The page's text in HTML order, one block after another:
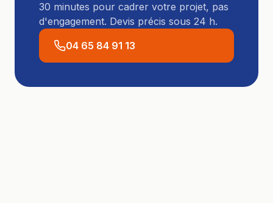
30 minutes pour cadrer votre projet, pas
d'engagement. Devis précis sous 24 h.
04 65 84 91 13